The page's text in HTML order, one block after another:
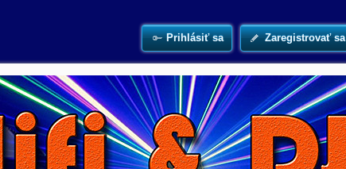
Prihlásiť sa Zaregistrovať sa